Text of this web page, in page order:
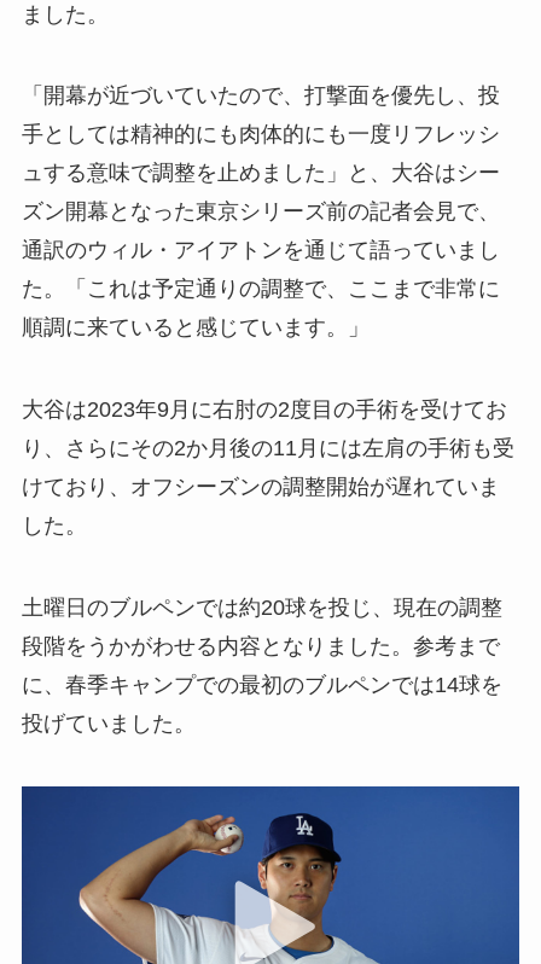
ました。
「開幕が近づいていたので、打撃面を優先し、投
手としては精神的にも肉体的にも一度リフレッシ
ュする意味で調整を止めました」と、大谷はシー
ズン開幕となった東京シリーズ前の記者会見で、
通訳のウィル・アイアトンを通じて語っていまし
た。「これは予定通りの調整で、ここまで非常に
順調に来ていると感じています。」
大谷は2023年9月に右肘の2度目の手術を受けてお
り、さらにその2か月後の11月には左肩の手術も受
けており、オフシーズンの調整開始が遅れていま
した。
土曜日のブルペンでは約20球を投じ、現在の調整
段階をうかがわせる内容となりました。参考まで
に、春季キャンプでの最初のブルペンでは14球を
投げていました。